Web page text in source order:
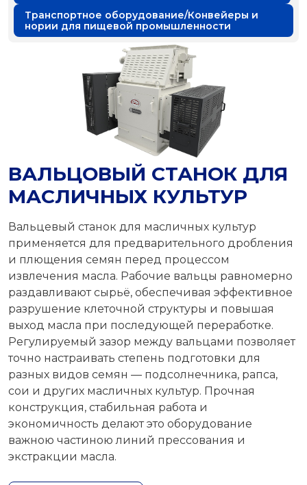
Транспортное оборудование/Конвейеры и
нории для пищевой промышленности
ВАЛЬЦОВЫЙ СТАНОК ДЛЯ
МАСЛИЧНЫХ КУЛЬТУР
Вальцевый станок для масличных культур
применяется для предварительного дробления
и плющения семян перед процессом
извлечения масла. Рабочие вальцы равномерно
раздавливают сырьё, обеспечивая эффективное
разрушение клеточной структуры и повышая
выход масла при последующей переработке.
Регулируемый зазор между вальцами позволяет
точно настраивать степень подготовки для
разных видов семян — подсолнечника, рапса,
сои и других масличных культур. Прочная
конструкция, стабильная работа и
экономичность делают это оборудование
важною частиною линий прессования и
экстракции масла.